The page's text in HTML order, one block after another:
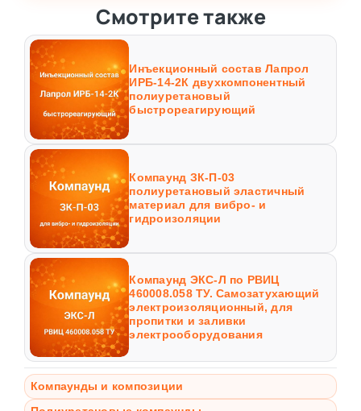
Смотрите также
Инъекционный состав Лапрол
ИРБ-14-2К двухкомпонентный
полиуретановый
быстрореагирующий
Компаунд ЗК-П-03
полиуретановый эластичный
материал для вибро- и
гидроизоляции
Компаунд ЭКС-Л по РВИЦ
460008.058 ТУ. Самозатухающий
электроизоляционный, для
пропитки и заливки
электрооборудования
Компаунды и композиции